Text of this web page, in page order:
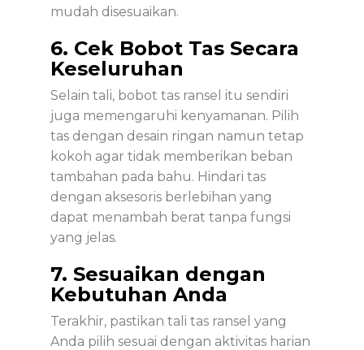
mudah disesuaikan.
6. Cek Bobot Tas Secara
Keseluruhan
Selain tali, bobot tas ransel itu sendiri
juga memengaruhi kenyamanan. Pilih
tas dengan desain ringan namun tetap
kokoh agar tidak memberikan beban
tambahan pada bahu. Hindari tas
dengan aksesoris berlebihan yang
dapat menambah berat tanpa fungsi
yang jelas.
7. Sesuaikan dengan
Kebutuhan Anda
Terakhir, pastikan tali tas ransel yang
Anda pilih sesuai dengan aktivitas harian